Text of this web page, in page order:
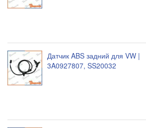
Датчик ABS задний для VW |
3A0927807, SS20032